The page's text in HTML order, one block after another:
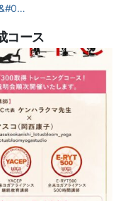
コース